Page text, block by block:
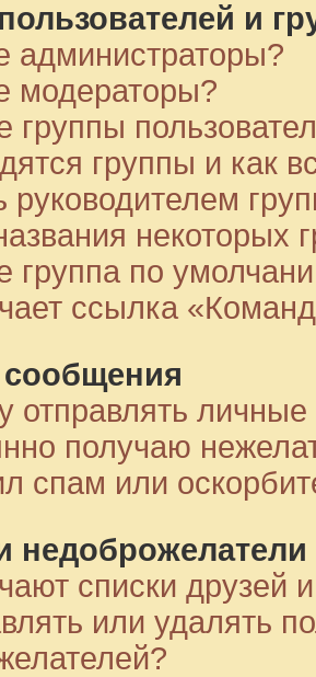
и
администраторы?
модераторы?
группы
группы и как
руководителем
некоторых
группа по
ссылка
отправлять
получаю
спам или
недоброжелатели
списки друзей
или удалять